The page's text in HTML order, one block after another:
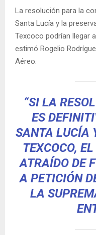
La resolución para la
Santa Lucía y la
Texcoco podrían llegar
estimó Rogelio
Aéreo.
“SI LA
ES
SANTA LUCÍA
TEXCOCO,
ATRAÍDO DE
A PETICIÓN
LA